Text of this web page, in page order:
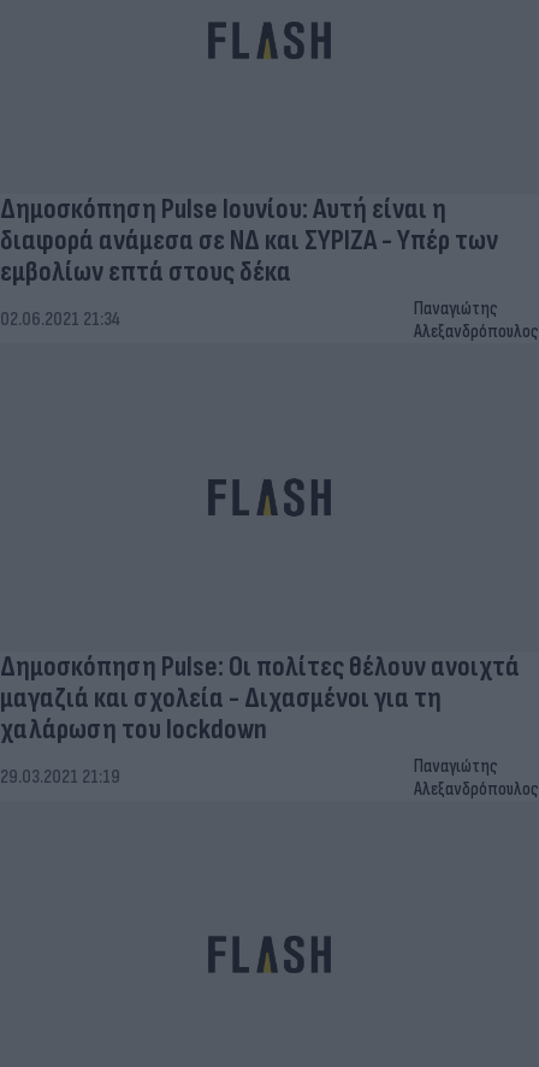
Δημοσκόπηση Pulse Ιουνίου: Αυτή είναι η
διαφορά ανάμεσα σε ΝΔ και ΣΥΡΙΖΑ - Υπέρ των
εμβολίων επτά στους δέκα
02.06.2021 21:34
Παναγιώτης
Αλεξανδρόπουλος
Δημοσκόπηση Pulse: Οι πολίτες θέλουν ανοιχτά
μαγαζιά και σχολεία - Διχασμένοι για τη
χαλάρωση του lockdown
29.03.2021 21:19
Παναγιώτης
Αλεξανδρόπουλος